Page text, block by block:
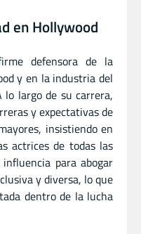
en Hollywood
defensora de la
y en la industria del
largo de su carrera,
y expectativas de
insistiendo en
actrices de todas las
para abogar
y diversa, lo que
dentro de la lucha